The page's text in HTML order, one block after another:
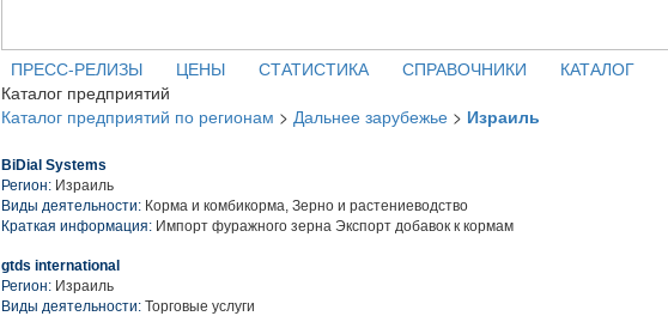
ПРЕСС-РЕЛИЗЫ ЦЕНЫ СТАТИСТИКА СПРАВОЧНИКИ КАТАЛОГ
Каталог предприятий
Каталог предприятий по регионам > Дальнее зарубежье > Израиль
BiDial Systems
Регион: Израиль
Виды деятельности: Корма и комбикорма, Зерно и растениеводство
Краткая информация: Импорт фуражного зерна Экспорт добавок к кормам
gtds international
Регион: Израиль
Виды деятельности: Торговые услуги